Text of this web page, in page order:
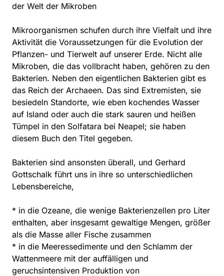
der Welt der Mikroben
Mikroorganismen schufen durch ihre Vielfalt und ihre
Aktivität die Voraussetzungen für die Evolution der
Pflanzen- und Tierwelt auf unserer Erde. Nicht alle
Mikroben, die das vollbracht haben, gehören zu den
Bakterien. Neben den eigentlichen Bakterien gibt es
das Reich der Archaeen. Das sind Extremisten, sie
besiedeln Standorte, wie eben kochendes Wasser
auf Island oder auch die stark sauren und heißen
Tümpel in den Solfatara bei Neapel; sie haben
diesem Buch den Titel gegeben.
Bakterien sind ansonsten überall, und Gerhard
Gottschalk führt uns in ihre so unterschiedlichen
Lebensbereiche,
* in die Ozeane, die wenige Bakterienzellen pro Liter
enthalten, aber insgesamt gewaltige Mengen, größer
als die Masse aller Fische zusammen
* in die Meeressedimente und den Schlamm der
Wattenmeere mit der auffälligen und
geruchsintensiven Produktion von